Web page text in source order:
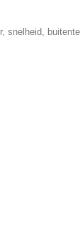
snelheid,